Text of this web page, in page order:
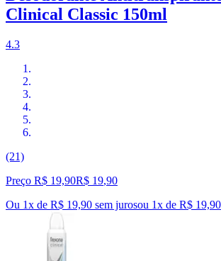
Clinical Classic 150ml
4.3
(21)
Preço R$ 19,90R$ 19,90
Ou 1x de R$ 19,90 sem jurosou 1x de R$ 19,90